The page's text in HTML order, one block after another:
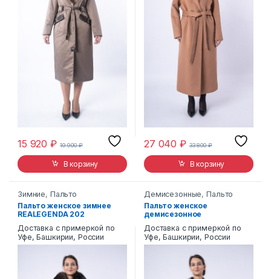
15 920₽ 19 900₽
В корзину
27 040₽ 33 800₽
В корзину
Зимние, Пальто
Пальто женское зимнее
REALEGENDA 202
Доставка с примеркой по
Уфе, Башкирии, России
Демисезонные,Пальто
Пальто женское
демисезонное
Доставка с примеркой по
Уфе, Башкирии, России